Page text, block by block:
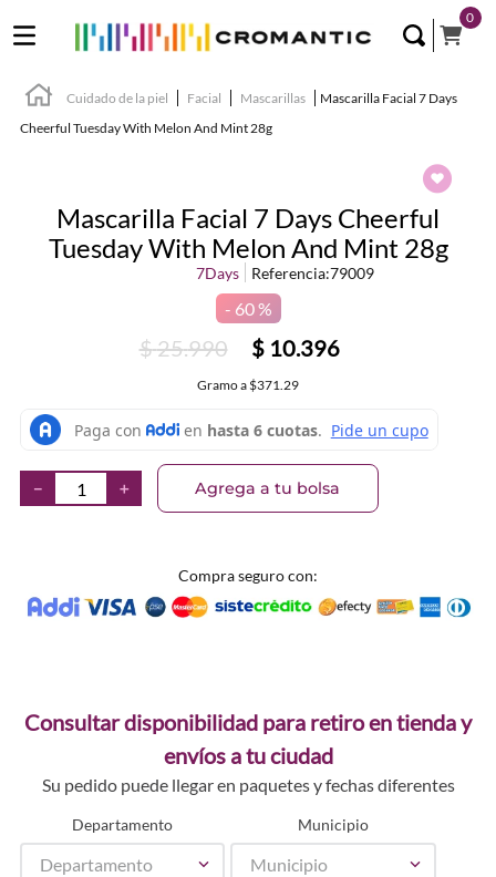
0
Cuidado de la piel Facial Mascarillas
Mascarilla Facial 7 Days
Cheerful Tuesday With Melon And Mint 28g
Mascarilla Facial 7 Days Cheerful
Tuesday With Melon And Mint 28g
7Days Referencia:79009
60 %
$25.990 $ 10.396
Gramoa $371.29
＋
－ Agrega a tu bolsa
Compra seguro con:
Consultar disponibilidad para retiro en tienda y
envíos a tu ciudad
Su pedido puede llegar en paquetes y fechas diferentes
Departamento
Departamento
Municipio
Municipio